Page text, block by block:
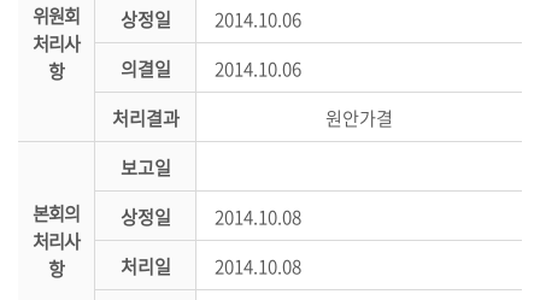
의
위원회
처리사
항
상정일
2014.10.06
의결일
2014.10.06
처리결과
원안가결
본회의
처리사
항
보고일
상정일
2014.10.08
처리일
2014.10.08